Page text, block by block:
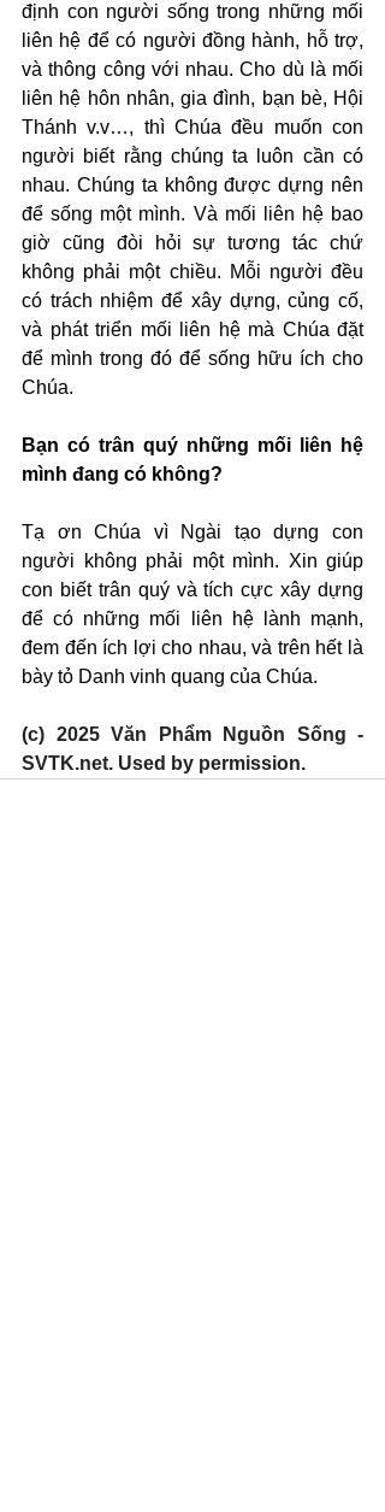
định con người sống trong những mối
liên hệ để có người đồng hành, hỗ trợ,
và thông công với nhau. Cho dù là mối
liên hệ hôn nhân, gia đình, bạn bè, Hội
Thánh v.v…, thì Chúa đều muốn con
người biết rằng chúng ta luôn cần có
nhau. Chúng ta không được dựng nên
để sống một mình. Và mối liên hệ bao
giờ cũng đòi hỏi sự tương tác chứ
không phải một chiều. Mỗi người đều
có trách nhiệm để xây dựng, củng cố,
và phát triển mối liên hệ mà Chúa đặt
để mình trong đó để sống hữu ích cho
Chúa.
Bạn có trân quý những mối liên hệ
mình đang có không?
Tạ ơn Chúa vì Ngài tạo dựng con
người không phải một mình. Xin giúp
con biết trân quý và tích cực xây dựng
để có những mối liên hệ lành mạnh,
đem đến ích lợi cho nhau, và trên hết là
bày tỏ Danh vinh quang của Chúa.
(c) 2025 Văn Phẩm Nguồn Sống -
SVTK.net. Used by permission.